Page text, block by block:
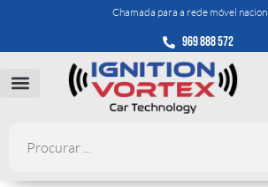
Chamada para a rede móvel
969 888 572